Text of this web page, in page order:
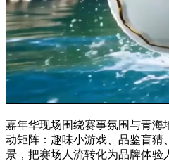
嘉年华现场围绕赛事氛围与青海
动矩阵：趣味小游戏、品鉴盲猜
景，把赛场人流转化为品牌体验